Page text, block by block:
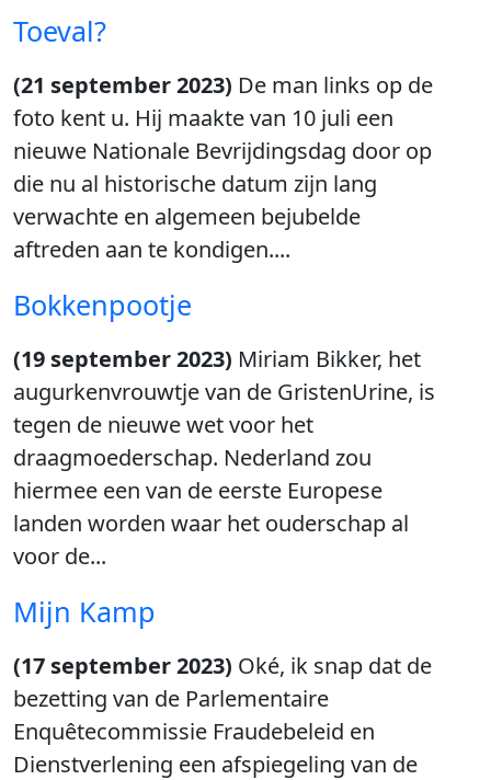
Toeval?
(21 september 2023) De man links op de
foto kent u. Hij maakte van 10 juli een
nieuwe Nationale Bevrijdingsdag door op
die nu al historische datum zijn lang
verwachte en algemeen bejubelde
aftreden aan te kondigen....
Bokkenpootje
(19 september 2023) Miriam Bikker, het
augurkenvrouwtje van de GristenUrine, is
tegen de nieuwe wet voor het
draagmoederschap. Nederland zou
hiermee een van de eerste Europese
landen worden waar het ouderschap al
voor de...
Mijn Kamp
(17 september 2023) Oké, ik snap dat de
bezetting van de Parlementaire
Enquêtecommissie Fraudebeleid en
Dienstverlening een afspiegeling van de